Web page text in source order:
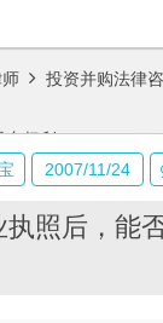
投资并购法律
东权利？
照后，能
2007/11/24